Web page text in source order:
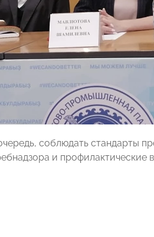
соблюдать стандарты
и профилактические